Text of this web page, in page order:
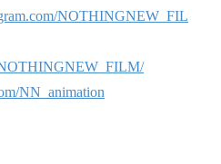
NOTHINGNEW_FIL
NN_animation